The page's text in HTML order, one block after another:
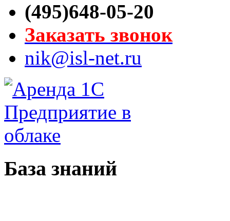
(495)648-05-20
Заказать звонок
nik@isl-net.ru
База знаний